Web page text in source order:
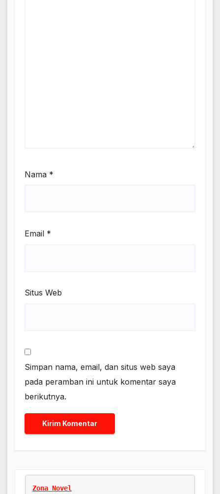
Nama *
Email *
Situs Web
Simpan nama, email, dan situs web saya
pada peramban ini untuk komentar saya
berikutnya.
Zona Novel